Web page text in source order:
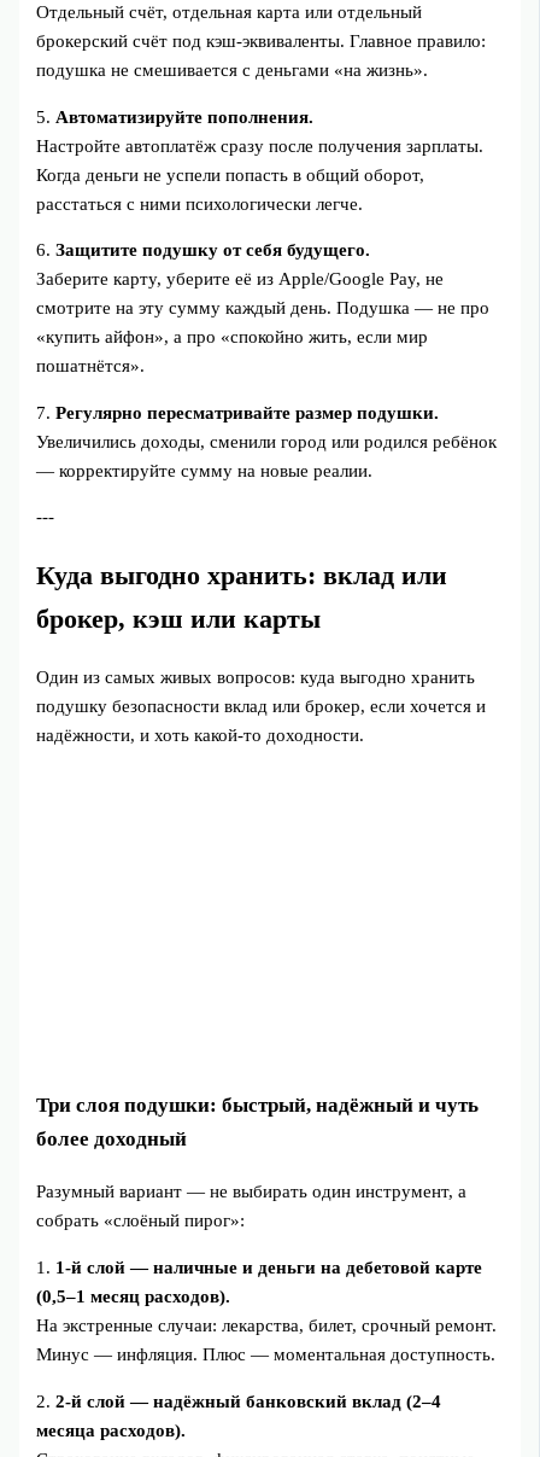
Отдельный счёт, отдельная карта или отдельный
брокерский счёт под кэш-эквиваленты. Главное правило:
подушка не смешивается с деньгами «на жизнь».
5. Автоматизируйте пополнения.
Настройте автоплатёж сразу после получения зарплаты.
Когда деньги не успели попасть в общий оборот,
расстаться с ними психологически легче.
6.Защитите подушку от себя будущего.
Заберите карту, уберите её из Apple/Google Pay, не
смотрите на эту сумму каждый день. Подушка — не про
«купить айфон», а про «спокойно жить, если мир
пошатнётся».
7.Регулярно пересматривайте размер подушки.
Увеличились доходы, сменили город или родился ребёнок
— корректируйте сумму на новые реалии.
---
Куда выгодно хранить: вклад или
брокер, кэш или карты
Один из самых живых вопросов: куда выгодно хранить
подушку безопасности вклад или брокер, если хочется и
надёжности, и хоть какой-то доходности.
Три слоя подушки: быстрый, надёжный и чуть
более доходный
Разумный вариант — не выбирать один инструмент, а
собрать «слоёный пирог»:
1. 1-й слой — наличные и деньги на дебетовой карте
(0,5–1 месяц расходов).
На экстренные случаи: лекарства, билет, срочный ремонт.
Минус — инфляция. Плюс — моментальная доступность.
2.2-й слой — надёжный банковский вклад (2–4
месяца расходов).